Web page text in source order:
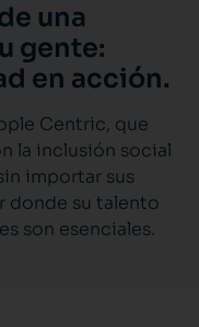
una
gente:
en acción.
Centric, que
la inclusión social
importar sus
donde su talento
son esenciales.